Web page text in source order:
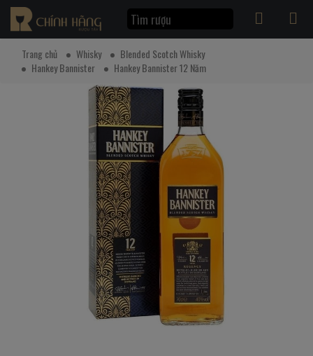
Trang chủ Whisky
Blended Scotch Whisky
Hankey Bannister
Hankey Bannister 12 Năm